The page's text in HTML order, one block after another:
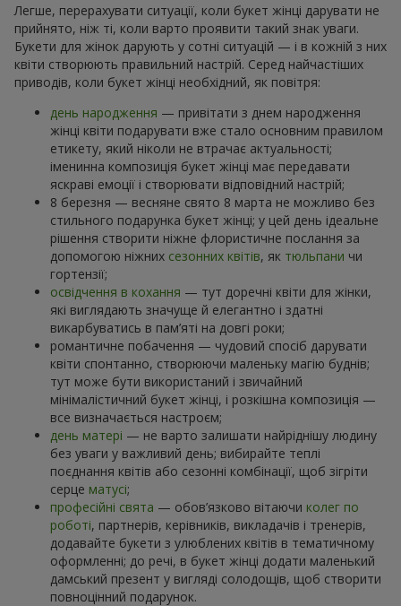
Легше, перерахувати ситуації, коли букет жінці дарувати не
прийнято, ніж ті, коли варто проявити такий знак уваги.
Букети для жінок дарують у сотні ситуацій — і в кожній з них
квіти створюють правильний настрій. Серед найчастіших
приводів, коли букет жінці необхідний, як повітря:
день народження — привітати з днем народження
жінці квіти подарувати вже стало основним правилом
етикету, який ніколи не втрачає актуальності;
іменинна композиція букет жінці має передавати
яскраві емоції і створювати відповідний настрій;
8 березня — весняне свято 8 марта не можливо без
стильного подарунка букет жінці; у цей день ідеальне
рішення створити ніжне флористичне послання за
допомогою ніжних сезонних квітів, як тюльпани чи
гортензії;
освідчення в кохання — тут доречні квіти для жінки,
які виглядають значуще й елегантно і здатні
викарбуватись в пам’яті на довгі роки;
романтичне побачення — чудовий спосіб дарувати
квіти спонтанно, створюючи маленьку магію буднів;
тут може бути використаний і звичайний
мінімалістичний букет жінці, і розкішна композиція —
все визначається настроєм;
день матері — не варто залишати найріднішу людину
без уваги у важливий день; вибирайте теплі
поєднання квітів або сезонні комбінації, щоб зігріти
серце матусі;
професійні свята — обов’язково вітаючи колег по
роботі, партнерів, керівників, викладачів і тренерів,
додавайте букети з улюблених квітів в тематичному
оформленні; до речі, в букет жінці додати маленький
дамський презент у вигляді солодощів, щоб створити
повноцінний подарунок.